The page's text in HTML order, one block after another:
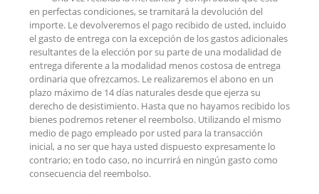
en perfectas condiciones, se tramitará la devolución del
importe. Le devolveremos el pago recibido de usted, incluido
el gasto de entrega con la excepción de los gastos adicionales
resultantes de la elección por su parte de una modalidad de
entrega diferente a la modalidad menos costosa de entrega
ordinaria que ofrezcamos. Le realizaremos el abono en un
plazo máximo de 14 días naturales desde que ejerza su
derecho de desistimiento. Hasta que no hayamos recibido los
bienes podremos retener el reembolso. Utilizando el mismo
medio de pago empleado por usted para la transacción
inicial, a no ser que haya usted dispuesto expresamente lo
contrario; en todo caso, no incurrirá en ningún gasto como
consecuencia del reembolso.